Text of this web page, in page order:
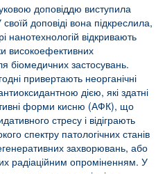
доповіддю виступила
доповіді вона підкреслила,
нанотехнологій відкривають
високоефективних
біомедичних застосувань.
привертають неорганічні
дією, які здатні
форми кисню (АФК), що
стресу і відіграють
спектру патологічних станів
захворювань, або
радіаційним опроміненням. У